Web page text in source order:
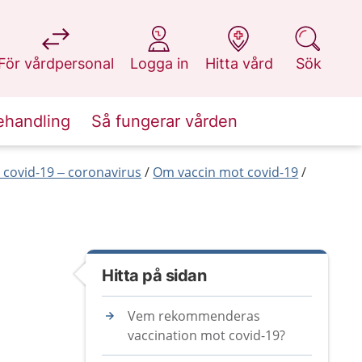
vårdpersonal
på 1177.se
Logga in
på 1177.se
Hitta vård
på 1177.se
Sök
på 1177.se
Så fungerar vården
covid-19 – coronavirus
Om vaccin mot covid-19
Hitta på sidan
Vem rekommenderas
vaccination mot covid-19?